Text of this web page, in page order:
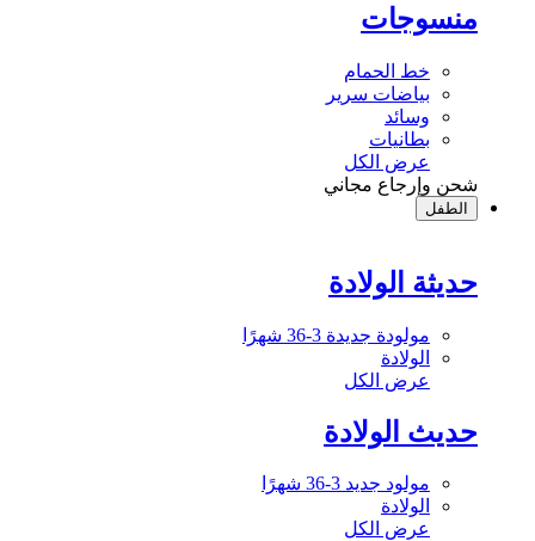
منسوجات
خط الحمام
بياضات سرير
وسائد
بطانيات
عرض الكل
شحن وإرجاع مجاني
الطفل
حديثة الولادة
مولودة جديدة 3-36 شهرًا
الولادة
عرض الكل
حديث الولادة
مولود جديد 3-36 شهرًا
الولادة
عرض الكل